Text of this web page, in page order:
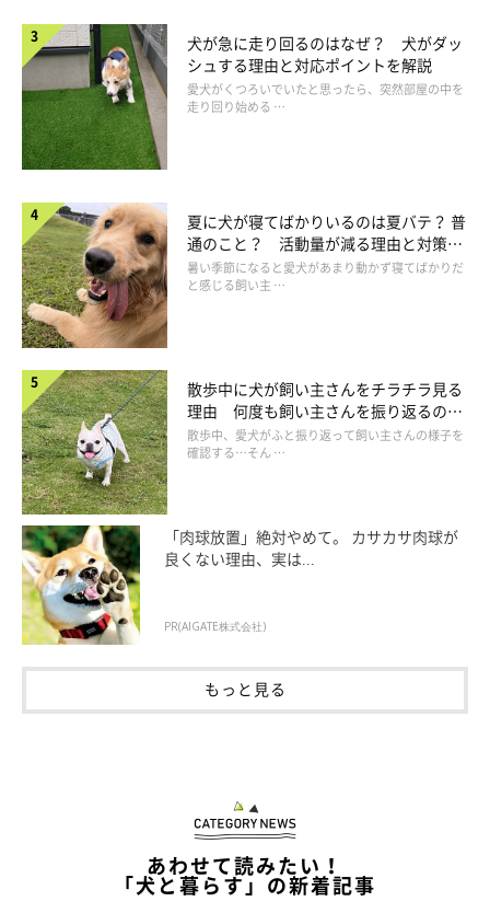
犬が放っておいてほしいときの接し方
いぬのきもち投稿写真ギャラリー
犬が急に走り回るのはなぜ？ 犬がダッ
シュする理由と対応ポイントを解説
愛犬がくつろいでいたと思ったら、突然部屋の中を
走り回り始める …
夏に犬が寝てばかりいるのは夏バテ？ 普
通のこと？ 活動量が減る理由と対策と
は
暑い季節になると愛犬があまり動かず寝てばかりだ
と感じる飼い主 …
散歩中に犬が飼い主さんをチラチラ見る
理由 何度も飼い主さんを振り返るのは
なぜ？
散歩中、愛犬がふと振り返って飼い主さんの様子を
確認する…そん …
「肉球放置」絶対やめて。 カサカサ肉球が
良くない理由、実は...
PR(AIGATE株式会社)
もっと見る
あわせて読みたい！
「犬と暮らす」の新着記事